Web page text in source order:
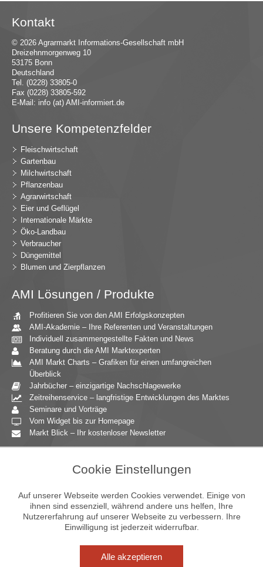
Kontakt
© 2026 Agrarmarkt Informations-Gesellschaft mbH
Dreizehnmorgenweg 10
53175 Bonn
Deutschland
Tel. (0228) 33805-0
Fax (0228) 33805-592
E-Mail: info (at) AMI-informiert.de
Unsere Kompetenzfelder
Fleischwirtschaft
Gartenbau
Milchwirtschaft
Pflanzenbau
Agrarwirtschaft
Eier und Geflügel
Internationale Märkte
Öko-Landbau
Verbraucher
Düngemittel
Blumen und Zierpflanzen
AMI Lösungen / Produkte
Profitieren Sie von den AMI Erfolgskonzepten
AMI-Akademie – Ihre Referenten und Veranstaltungen
Individuell zusammengestellte Fakten und News
Beratung durch die AMI Marktexperten
AMI Markt Charts – Grafiken für einen umfangreichen
Überblick
Jahrbücher – einzigartige Nachschlagewerke
Zeitreihenservice – langfristige Entwicklungen des Marktes
Seminare und Vorträge
Vom Widget bis zur Homepage
Markt Blick – Ihr kostenloser Newsletter
Unternehmensberatung
Ernährungsgewerbe
Einzelhandel
Bildung & Wissenschaft
Cookie Einstellungen
Auf unserer Webseite werden Cookies verwendet. Einige von
ihnen sind essenziell, während andere uns helfen, Ihre
Nutzererfahrung auf unserer Webseite zu verbessern. Ihre
Einwilligung ist jederzeit widerrufbar.
Alle akzeptieren